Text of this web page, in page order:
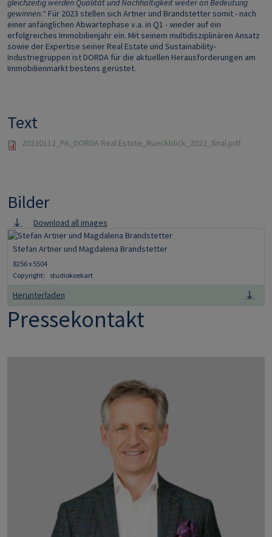
gleichzeitig werden Qualität und Nachhaltigkeit weiter an Bedeutung
gewinnen.“ Für 2023 stellen sich Artner und Brandstetter somit - nach
einer anfänglichen Abwartephase v.a. in Q1 - wieder auf ein
erfolgreiches Immobilienjahr ein. Mit seinem multidisziplinären Ansatz
sowie der Expertise seiner Real Estate und Sustainability-
Industriegruppen ist DORDA für die aktuellen Herausforderungen am
Immobilienmarkt bestens gerüstet.
Text
20230112_PA_DORDA Real Estate_Rueckblick_2022_final.pdf
Bilder
Download all images
Image
Stefan Artner und Magdalena Brandstetter
8256 x 5504
Copyright:
studiokoekart
Herunterladen
Pressekontakt